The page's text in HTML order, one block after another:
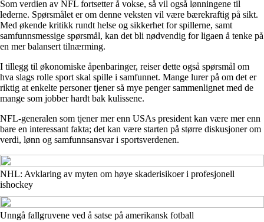
Som verdien av NFL fortsetter å vokse, så vil også lønningene til
lederne. Spørsmålet er om denne veksten vil være bærekraftig på sikt.
Med økende kritikk rundt helse og sikkerhet for spillerne, samt
samfunnsmessige spørsmål, kan det bli nødvendig for ligaen å tenke på
en mer balansert tilnærming.
I tillegg til økonomiske åpenbaringer, reiser dette også spørsmål om
hva slags rolle sport skal spille i samfunnet. Mange lurer på om det er
riktig at enkelte personer tjener så mye penger sammenlignet med de
mange som jobber hardt bak kulissene.
NFL-generalen som tjener mer enn USAs president kan være mer enn
bare en interessant fakta; det kan være starten på større diskusjoner om
verdi, lønn og samfunnsansvar i sportsverdenen.
NHL: Avklaring av myten om høye skaderisikoer i profesjonell
ishockey
Unngå fallgruvene ved å satse på amerikansk fotball